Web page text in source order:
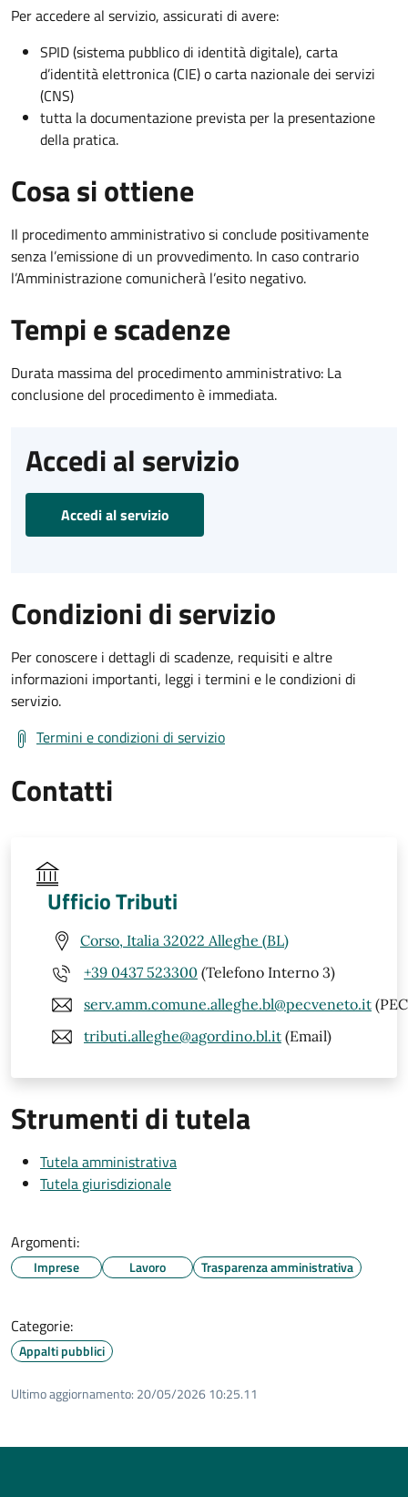
Per accedere al servizio, assicurati di avere:
SPID (sistema pubblico di identità digitale), carta
d’identità elettronica (CIE) o carta nazionale dei servizi
(CNS)
tutta la documentazione prevista per la presentazione
della pratica.
Cosa si ottiene
Il procedimento amministrativo si conclude positivamente
senza l’emissione di un provvedimento. In caso contrario
l’Amministrazione comunicherà l’esito negativo.
Tempi e scadenze
Durata massima del procedimento amministrativo: La
conclusione del procedimento è immediata.
Accedi al servizio
Accedi al servizio
Condizioni di servizio
Per conoscere i dettagli di scadenze, requisiti e altre
informazioni importanti, leggi i termini e le condizioni di
servizio.
Termini e condizioni di servizio
Contatti
Ufficio Tributi
Corso, Italia 32022 Alleghe (BL)
+39 0437 523300 (Telefono Interno 3)
serv.amm.comune.alleghe.bl@pecveneto.it
tributi.alleghe@agordino.bl.it (Email)
Strumenti di tutela
Tutela amministrativa
Tutela giurisdizionale
Argomenti:
Imprese Lavoro Trasparenza amministrativa
Categorie:
Appalti pubblici
Ultimo aggiornamento: 20/05/2026 10:25.11